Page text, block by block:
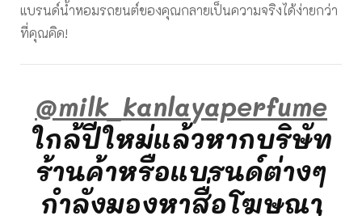
แบรนด์น้ำหอมรถยนต์ของคุณกลายเป็นความจริงได้ง่ายกว่า
ที่คุณคิด!
@milk_kanlayaperfume
ใกล้ปีใหม่แล้วหากบริษัท
ร้านค้าหรือแบรนด์ต่างๆ
กำลังมองหาสื่อโฆษณา